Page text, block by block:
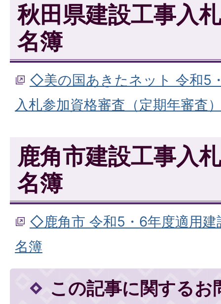
秋田県建設工事入
名簿
◇美の国あきたネット 令和5
入札参加資格審査（定期年審査
鹿角市建設工事入
名簿
◇鹿角市 令和5・6年度適用建
名簿
この記事に関するお